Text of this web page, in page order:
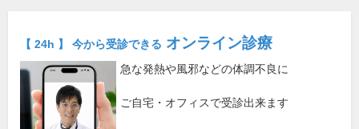
【 24h 】 今から受診できる オンライン診療
急な発熱や風邪などの体調不良に
ご自宅・オフィスで受診出来ます